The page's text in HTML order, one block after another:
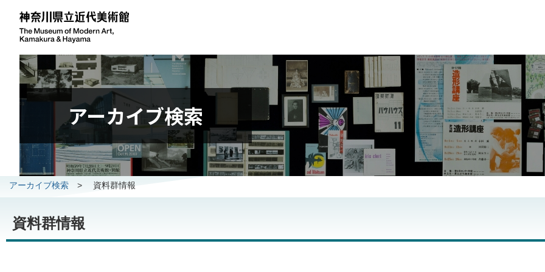
アーカイブ検索
アーカイブ検索 > 資料群情報
資料群情報